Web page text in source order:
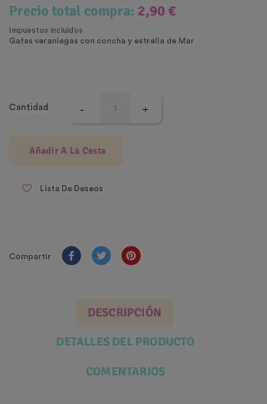
Precio total compra: 2,90 €
Impuestos incluidos
Gafas veraniegas con concha y estrella de Mar
Cantidad
Añadir A La Cesta
Lista De Deseos
Compartir
DESCRIPCIÓN
DETALLES DEL PRODUCTO
COMENTARIOS